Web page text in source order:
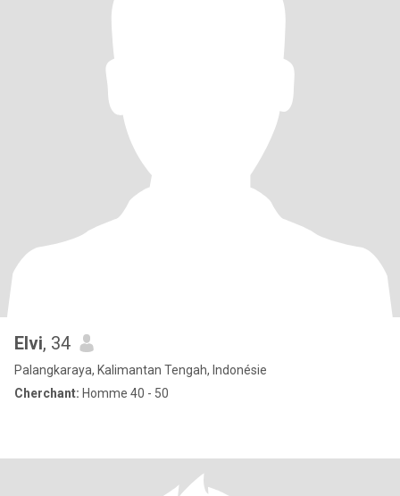
Elvi, 34
Palangkaraya, Kalimantan Tengah, Indonésie
Cherchant: Homme 40 - 50